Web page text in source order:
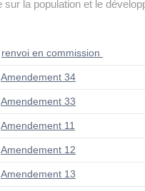
sur la population et le
renvoi en commission
Amendement 34
Amendement 33
Amendement 11
Amendement 12
Amendement 13